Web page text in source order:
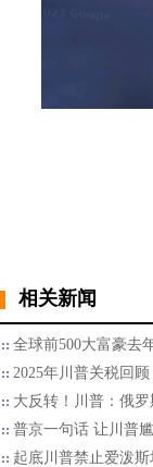
相关新闻
全球前500大富豪去
2025年川普关税回
大反转！川普：俄
普京一句话 让川普
起底川普禁止爱泼